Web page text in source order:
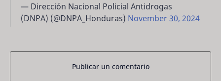
— Dirección Nacional Policial Antidrogas
(DNPA) (@DNPA_Honduras) November 30, 2024
Publicar un comentario